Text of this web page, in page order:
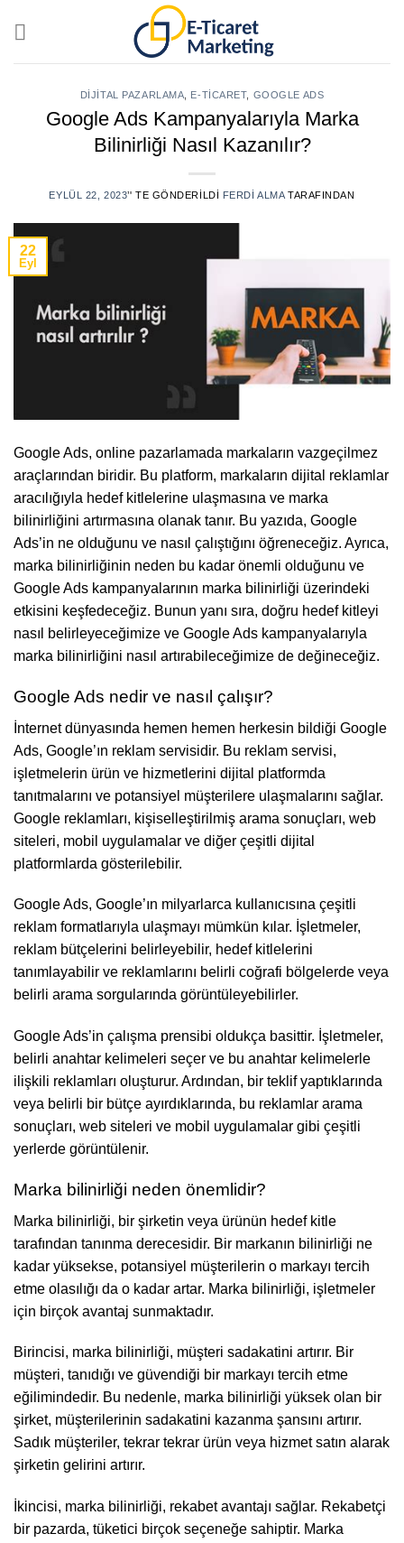
DIJITAL PAZARLAMA E-TICARET, GOOGLE ADS
Google Ads Kampanyalarıyla Marka
Bilinirliği Nasıl Kazanılır?
EYLÜL 22, 2023’' TE GÖNDERILDI FERDI ALMATARAFINDAN
22
Eyl
Google Ads, online pazarlamada markaların vazgeçilmez
araçlarından biridir. Bu platform, markaların dijital reklamlar
aracılığıyla hedef kitlelerine ulaşmasına ve marka
bilinirliğini artırmasına olanak tanır. Bu yazıda, Google
Ads’in ne olduğunu ve nasıl çalıştığını öğreneceğiz. Ayrıca,
marka bilinirliğinin neden bu kadar önemli olduğunu ve
Google Ads kampanyalarının marka bilinirliği üzerindeki
etkisini keşfedeceğiz. Bunun yanı sıra, doğru hedef kitleyi
nasıl belirleyeceğimize ve Google Ads kampanyalarıyla
marka bilinirliğini nasıl artırabileceğimize de değineceğiz.
Google Ads nedir ve nasıl çalışır?
İnternet dünyasında hemen hemen herkesin bildiği Google
Ads, Google’ın reklam servisidir. Bu reklam servisi,
işletmelerin ürün ve hizmetlerini dijital platformda
tanıtmalarını ve potansiyel müşterilere ulaşmalarını sağlar.
Google reklamları, kişiselleştirilmiş arama sonuçları, web
siteleri, mobil uygulamalar ve diğer çeşitli dijital
platformlarda gösterilebilir.
Google Ads, Google’ın milyarlarca kullanıcısına çeşitli
reklam formatlarıyla ulaşmayı mümkün kılar. İşletmeler,
reklam bütçelerini belirleyebilir, hedef kitlelerini
tanımlayabilir ve reklamlarını belirli coğrafi bölgelerde veya
belirli arama sorgularında görüntüleyebilirler.
Google Ads’in çalışma prensibi oldukça basittir. İşletmeler,
belirli anahtar kelimeleri seçer ve bu anahtar kelimelerle
ilişkili reklamları oluşturur. Ardından, bir teklif yaptıklarında
veya belirli bir bütçe ayırdıklarında, bu reklamlar arama
sonuçları, web siteleri ve mobil uygulamalar gibi çeşitli
yerlerde görüntülenir.
Marka bilinirliği neden önemlidir?
Marka bilinirliği, bir şirketin veya ürünün hedef kitle
tarafından tanınma derecesidir. Bir markanın bilinirliği ne
kadar yüksekse, potansiyel müşterilerin o markayı tercih
etme olasılığı da o kadar artar. Marka bilinirliği, işletmeler
için birçok avantaj sunmaktadır.
Birincisi, marka bilinirliği, müşteri sadakatini artırır. Bir
müşteri, tanıdığı ve güvendiği bir markayı tercih etme
eğilimindedir. Bu nedenle, marka bilinirliği yüksek olan bir
şirket, müşterilerinin sadakatini kazanma şansını artırır.
Sadık müşteriler, tekrar tekrar ürün veya hizmet satın alarak
şirketin gelirini artırır.
İkincisi, marka bilinirliği, rekabet avantajı sağlar. Rekabetçi
bir pazarda, tüketici birçok seçeneğe sahiptir. Marka